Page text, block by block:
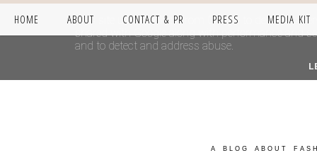
HOME ABOUT CONTACT & PR PRESS MEDIA KIT
A BLOG ABOUT
This site uses cookies from Google to deliver its
shared with Google along with performance and
and to detect and address abuse.